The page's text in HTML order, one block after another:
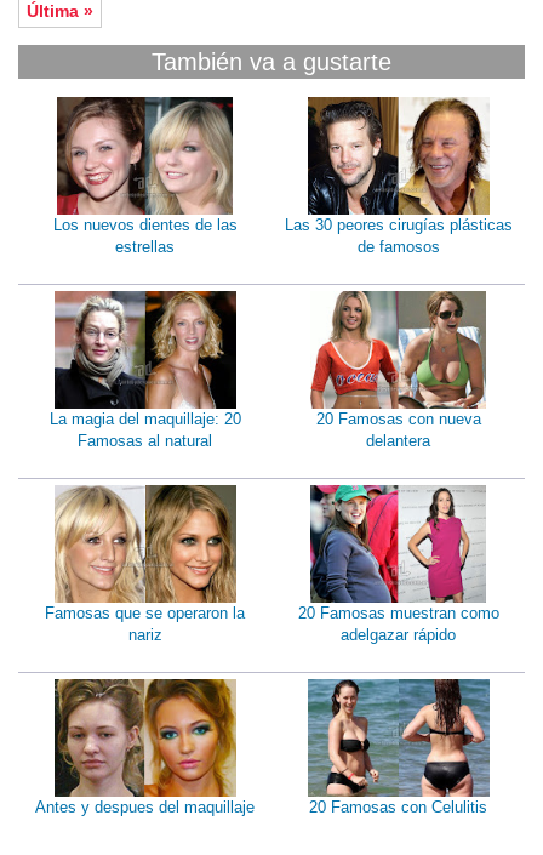
Última »
También va a gustarte
Los nuevos dientes de las
estrellas
Las 30 peores cirugías plásticas
de famosos
La magia del maquillaje: 20
Famosas al natural
20 Famosas con nueva
delantera
Famosas que se operaron la
nariz
20 Famosas muestran como
adelgazar rápido
Antes y despues del maquillaje 20 Famosas con Celulitis